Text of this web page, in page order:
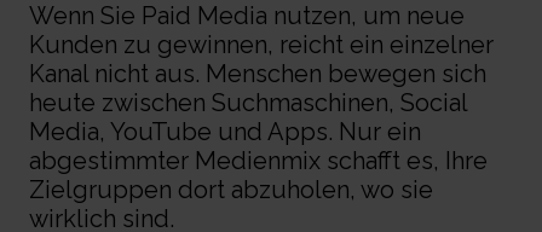
Wenn Sie Paid Media nutzen, um neue
Kunden zu gewinnen, reicht ein einzelner
Kanal nicht aus. Menschen bewegen sich
heute zwischen Suchmaschinen, Social
Media, YouTube und Apps. Nur ein
abgestimmter Medienmix schafft es, Ihre
Zielgruppen dort abzuholen, wo sie
wirklich sind.